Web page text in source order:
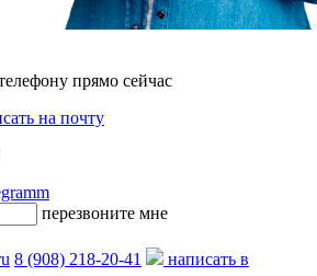
прямо сейчас
на почту
перезвоните мне
8 (908) 218-20-41
написать в